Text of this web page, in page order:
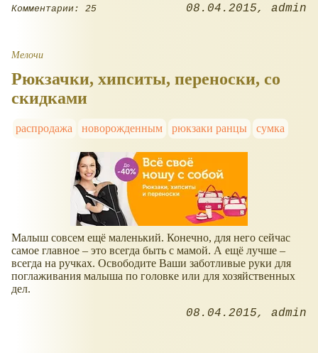
Комментарии: 25 08.04.2015 admin
Мелочи
Рюкзачки, хипситы, переноски, со
скидками
распродажа новорожденным рюкзаки ранцы сумка
Малыш совсем ещё маленький. Конечно, для него сейчас
самое главное – это всегда быть с мамой. А ещё лучше –
всегда на ручках. Освободите Ваши заботливые руки для
поглаживания малыша по головке или для хозяйственных
дел.
08.04.2015 admin